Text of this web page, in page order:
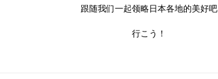
跟随我们一起领略日本各地的美好吧
行こう！